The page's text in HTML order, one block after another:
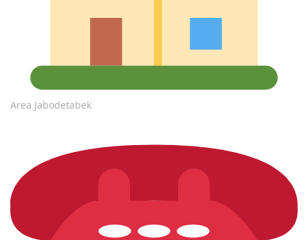
Area Jabodetabek